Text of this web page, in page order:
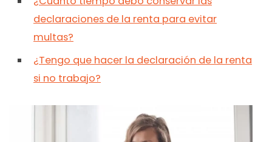
declaraciones de la renta para evitar
multas?
¿Tengo que hacer la declaración de la renta
si no trabajo?